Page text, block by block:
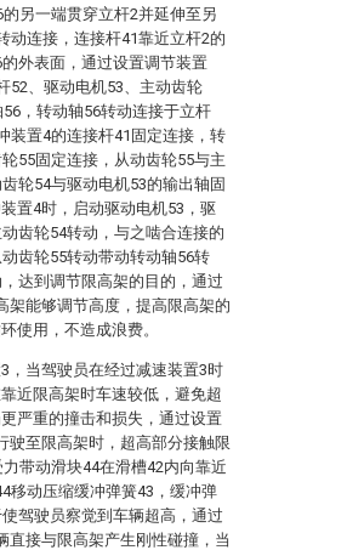
另一端贯穿立杆2并延伸至另
动连接，连接杆41靠近立杆2的
外表面，通过设置调节装置
52、驱动电机53、主动齿轮
，转动轴56转动连接于立杆
装置4的连接杆41固定连接，转
55固定连接，从动齿轮55与主
轮54与驱动电机53的输出轴固
置4时，启动驱动电机53，驱
齿轮54转动，与之啮合连接的
齿轮55转动带动转动轴56转
达到调节限高架的目的，通过
架能够调节高度，提高限高架的
使用，不造成浪费。
，当驾驶员在经过减速装置3时
近限高架时车速较低，避免超
严重的撞击和损失，通过设置
驶至限高架时，超高部分接触限
带动滑块44在滑槽42内向靠近
移动压缩缓冲弹簧43，缓冲弹
驾驶员察觉到车辆超高，通过
直接与限高架产生刚性碰撞，当